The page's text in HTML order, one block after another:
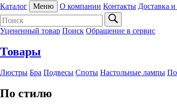
Каталог
Меню О компании Контакты Доставка и
Уцененный товар Поиск Обращение в сервис
Товары
Люстры Бра Подвесы Споты Настольные лампы
По стилю